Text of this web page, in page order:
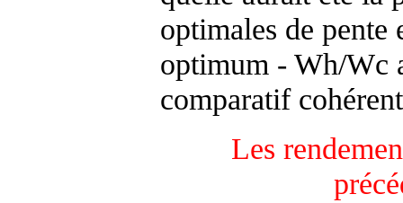
optimales de
optimum - Wh/Wc
comparatif
Les